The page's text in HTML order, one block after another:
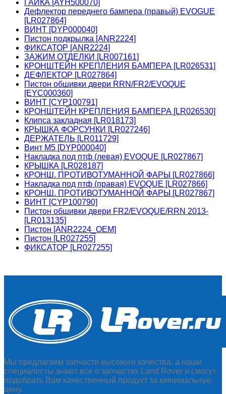
ГАЙКА [AYH500070]
Дефлектор переднего бампера (правый) EVOGUE
[LR027864]
ВИНТ [DYP000040]
Пистон подкрылка [ANR2224]
ФИКСАТОР [ANR2224]
ЗАЖИМ ОТДЕЛКИ [LR007161]
КРОНШТЕЙН КРЕПЛЕНИЯ БАМПЕРА [LR026531]
ДЕФЛЕКТОР [LR027864]
Пистон обшивки двери RRN/FR2/EVOQUE
[EYC000360]
ВИНТ [CYP100791]
КРОНШТЕЙН КРЕПЛЕНИЯ БАМПЕРА [LR026530]
Клипса закладная [LR018173]
КРЫШКА ФОРСУНКИ [LR027246]
ДЕРЖАТЕЛЬ [LR011729]
Винт М5 [DYP000040]
Накладка под птф (левая) EVOQUE [LR027867]
КРЫШКА [LR028187]
КРОНШ. ПРОТИВОТУМАННОЙ ФАРЫ [LR027866]
Накладка под птф (правая) EVOQUE [LR027866]
КРОНШ. ПРОТИВОТУМАННОЙ ФАРЫ [LR027867]
ВИНТ [CYP100790]
Пистон обшивки двери FR2/EVOQUE/RRN 2013-
[LR013135]
Пистон [ANR2224_OEM]
Пистон [LR027255]
ФИКСАТОР [LR027255]
Мы предлагаем запчасти высокого качества, а наши
специалисты знают все о запчастях Land Rover и смогут
подобрать Вам качественный продукт за минимальную
цену.